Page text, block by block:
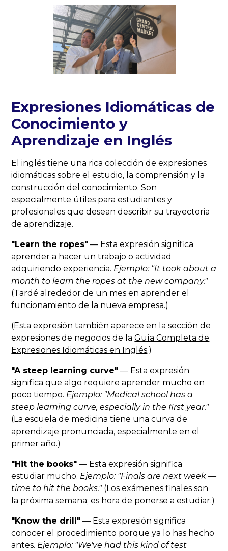
Expresiones Idiomáticas de
Conocimiento y
Aprendizaje en Inglés
El inglés tiene una rica colección de expresiones
idiomáticas sobre el estudio, la comprensión y la
construcción del conocimiento. Son
especialmente útiles para estudiantes y
profesionales que desean describir su trayectoria
de aprendizaje.
"Learn the ropes" — Esta expresión significa
aprender a hacer un trabajo o actividad
adquiriendo experiencia. Ejemplo: "It took about a
month to learn the ropes at the new company."
(Tardé alrededor de un mes en aprender el
funcionamiento de la nueva empresa.)
(Esta expresión también aparece en la sección de
expresiones de negocios de laGuía Completa de
Expresiones Idiomáticas en Inglés.)
"A steep learning curve" — Esta expresión
significa que algo requiere aprender mucho en
poco tiempo. Ejemplo: "Medical school has a
steep learning curve, especially in the first year."
(La escuela de medicina tiene una curva de
aprendizaje pronunciada, especialmente en el
primer año.)
"Hit the books" — Esta expresión significa
estudiar mucho. Ejemplo: "Finals are next week —
time to hit the books."(Los exámenes finales son
la próxima semana; es hora de ponerse a estudiar.)
"Know the drill" — Esta expresión significa
conocer el procedimiento porque ya lo has hecho
antes. Ejemplo: "We've had this kind of test